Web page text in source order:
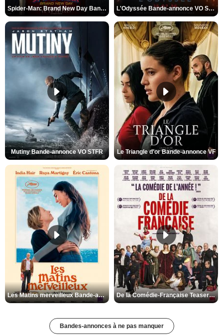
Spider-Man: Brand New Day Bande-annonce VO STFR L'Odyssée Bande-annonce VO STFR
Mutiny Bande-annonce VO STFR Le Triangle d'or Bande-annonce VF
Les Matins merveilleux Bande-annonce VF De la Comédie-Française Teaser VF
Bandes-annonces à ne pas manquer